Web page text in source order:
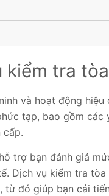
tra
và hoạt động
tạp, bao gồm
cấp.
trợ bạn đánh giá
Dịch vụ kiểm tra
đó giúp bạn cải